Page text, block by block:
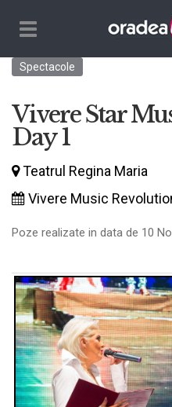
Spectacole
Vivere Star
Day 1
Teatrul Regina Maria
Vivere Music
Poze realizate in data de 10